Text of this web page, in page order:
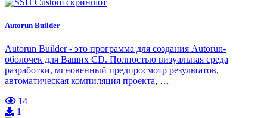
Autorun Builder
Autorun Builder - это программа для создания Autorun-
оболочек для Ваших CD. Полностью визуальная среда
разработки, мгновенный предпросмотр результатов,
автоматическая компиляция проекта, …
14
1